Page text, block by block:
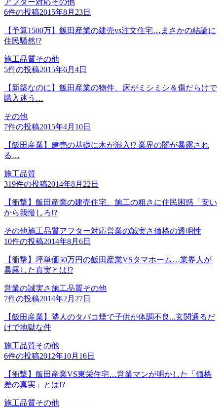
6件の投稿2015年8月23日
【予算1500万】飯田産業の建売vs注文住宅…まさかの結論に
住民騒然!?
施工品質その他
5件の投稿2015年6月4日
【新築なのに】飯田産業の物件、床がミシミシ＆傷だらけで
購入迷う…
その他
7件の投稿2015年4月10日
【飯田産業】建売の基礎に木が混入!? 業界の闇が暴露され
る…
施工品質
319件の投稿2014年8月22日
【衝撃】飯田産業の建売住宅、施工の粗さに住民困惑「安い
から我慢しろ!?
その他施工品質アフター対応営業の誠実さ価格の透明性
10件の投稿2014年8月6日
【衝撃】坪単価50万円の飯田産業VSタマホーム…業界人が
暴露した真実とは!?
営業の誠実さ施工品質その他
7件の投稿2014年2月27日
【飯田産業】隣人のタバコ煙で子供が体調不良...玄関通るだ
けで地獄な件
施工品質その他
6件の投稿2012年10月16日
【衝撃】飯田産業VS東栄住宅…営業マンが明かした「価格
差の真実」とは!?
施工品質その他